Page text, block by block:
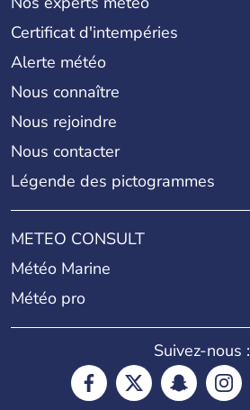
Certificat d'intempéries
Alerte météo
Nous connaître
Nous rejoindre
Nous contacter
Légende des pictogrammes
METEO CONSULT
Météo Marine
Météo pro
Suivez-nous :